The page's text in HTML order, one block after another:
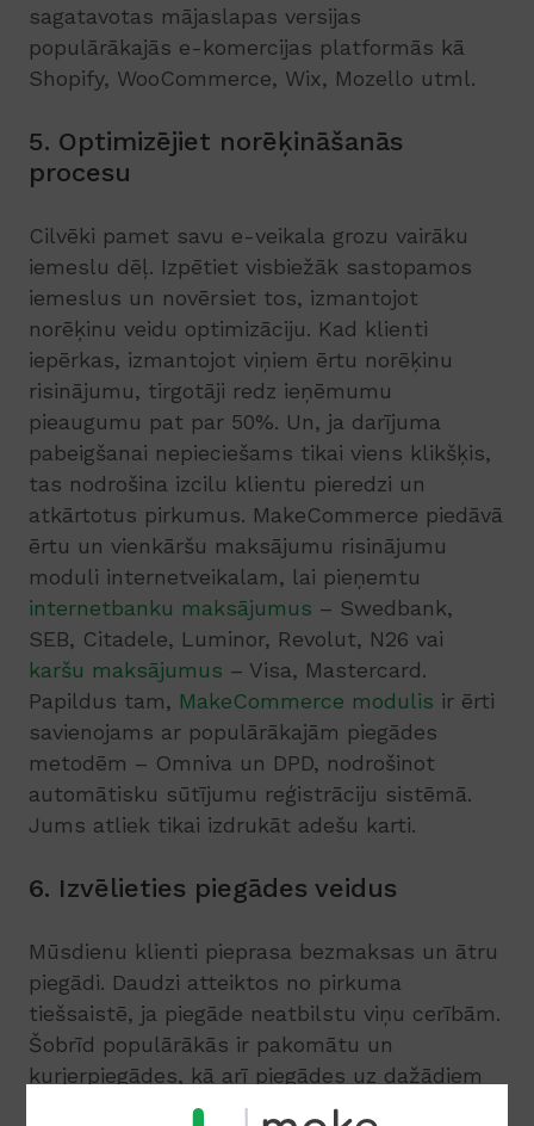
sagatavotas mājaslapas versijas
populārākajās e-komercijas platformās kā
Shopify, WooCommerce, Wix, Mozello utml.
5. Optimizējiet norēķināšanās
procesu
Cilvēki pamet savu e-veikala grozu vairāku
iemeslu dēļ. Izpētiet visbiežāk sastopamos
iemeslus un novērsiet tos, izmantojot
norēķinu veidu optimizāciju. Kad klienti
iepērkas, izmantojot viņiem ērtu norēķinu
risinājumu, tirgotāji redz ieņēmumu
pieaugumu pat par 50%. Un, ja darījuma
pabeigšanai nepieciešams tikai viens klikšķis,
tas nodrošina izcilu klientu pieredzi un
atkārtotus pirkumus. MakeCommerce piedāvā
ērtu un vienkāršu maksājumu risinājumu
moduli internetveikalam, lai pieņemtu
internetbanku maksājumus – Swedbank,
SEB, Citadele, Luminor, Revolut, N26 vai
karšu maksājumus – Visa, Mastercard.
Papildus tam, MakeCommerce modulis ir ērti
savienojams ar populārākajām piegādes
metodēm – Omniva un DPD, nodrošinot
automātisku sūtījumu reģistrāciju sistēmā.
Jums atliek tikai izdrukāt adešu karti.
6. Izvēlieties piegādes veidus
Mūsdienu klienti pieprasa bezmaksas un ātru
piegādi. Daudzi atteiktos no pirkuma
tiešsaistē, ja piegāde neatbilstu viņu cerībām.
Šobrīd populārākās ir pakomātu un
kurjerpiegādes, kā arī piegādes uz dažādiem
saņemšanas punktiem (veikalā, pasta nodaļā,